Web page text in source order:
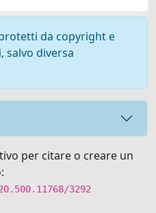
da copyright e
diversa
per citare o creare un
3292